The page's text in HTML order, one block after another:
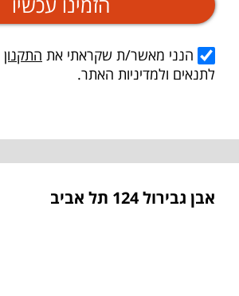
הנני מאשר/ת שקראתי את התקנון
לתנאים ולמדיניות האתר.
אבן גבירול 124 תל אביב